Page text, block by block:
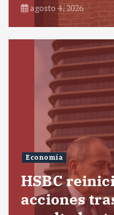
agosto 4, 2026
Economía
HSBC
acciones